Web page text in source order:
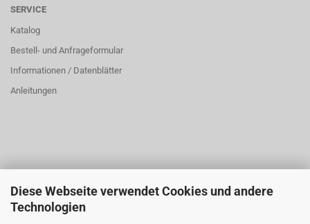
Diese Webseite verwendet Cookies und andere
Technologien
SERVICE
Katalog
Bestell- und Anfrageformular
Informationen / Datenblätter
Anleitungen
ÜBER UNS
Öffnungszeiten: